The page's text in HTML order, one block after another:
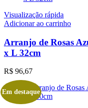
Visualização rápida
Adicionar ao carrinho
Arranjo de Rosas
x L 32cm
R$ 96,67
Em destaque